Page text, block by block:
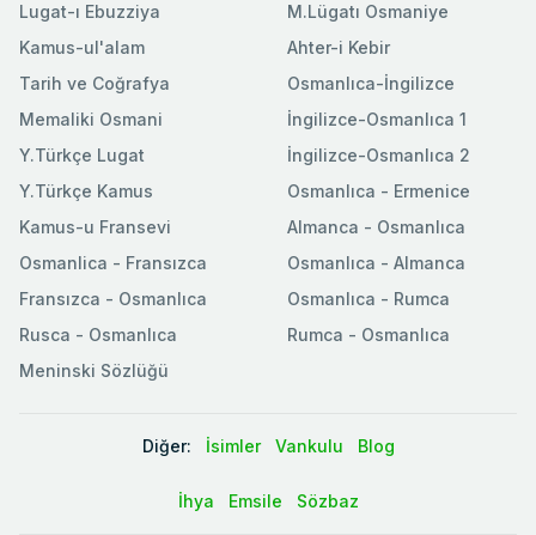
Lugat-ı Ebuzziya
M.Lügatı Osmaniye
Kamus-ul'alam
Tarih ve Coğrafya
Memaliki Osmani
Y.Türkçe Lugat
Y.Türkçe Kamus
Ahter-i Kebir
Osmanlıca-İngilizce
İngilizce-Osmanlıca 1
İngilizce-Osmanlıca 2
Osmanlıca - Ermenice
Kamus-u Fransevi
Osmanlica - Fransızca
Fransızca - Osmanlıca
Rusca - Osmanlıca
Meninski Sözlüğü
Almanca - Osmanlıca
Osmanlıca - Almanca
Osmanlıca - Rumca
Rumca - Osmanlıca
Diğer: İsimler Vankulu Blog
İhya Emsile Sözbaz